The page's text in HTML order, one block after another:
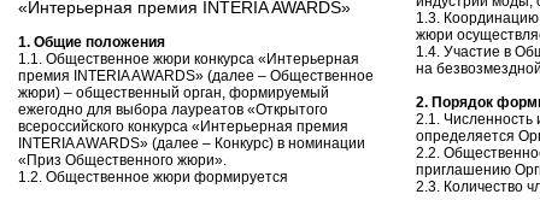
«Интерьерная премия INTERIA AWARDS»
1. Общие положения
1.1. Общественное жюри конкурса «Интерьерная
премия INTERIA AWARDS» (далее – Общественное
жюри) – общественный орган, формируемый
ежегодно для выбора лауреатов «Открытого
всероссийского конкурса «Интерьерная премия
INTERIA AWARDS» (далее – Конкурс) в номинации
«Приз Общественного жюри».
1.2. Общественное жюри формируется
1.3.
жюри
1.4. Участие в
на
2. Порядок
2.1. Численность
определяется
2.2.
приглашению
2.3. Количество